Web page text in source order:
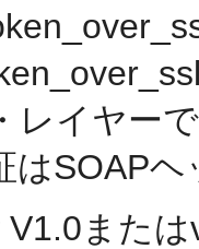
レイヤー
はSOAP
また